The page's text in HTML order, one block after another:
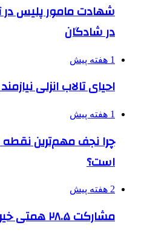
شهادت مامور پلیس در
در شادگان
1 هفته پیش
احیای تالاب انزلی
1 هفته پیش
چرا نجف مهم‌ترین نقطه
است؟
2 هفته پیش
مشارکت ۲۸.۵ همتی خیران در مدرسه‌سازی